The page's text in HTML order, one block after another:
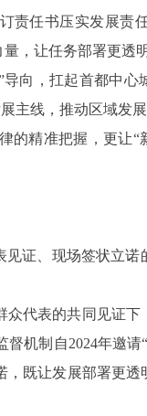
责任书压实发展责
，让任务部署更透
向，扛起首都中心
主线，推动区域发
的精准把握，更让“
证、现场签状立
代表的共同见证下
督机制自2024年邀
既让发展部署更